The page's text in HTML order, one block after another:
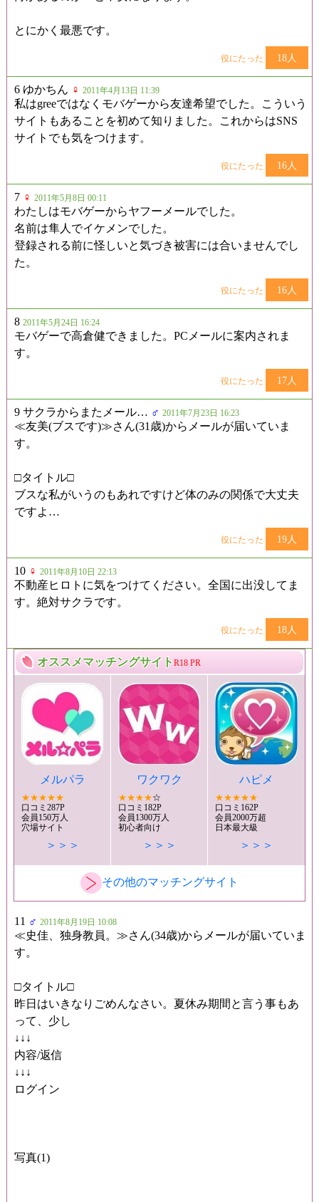
とにかく最悪です。
役にたった 18人
6 ゆかちん ♀ 2011年4月13日 11:39
私はgreeではなくモバゲーから友達希望でした。こういう
サイトもあることを初めて知りました。これからはSNS
サイトでも気をつけます。
役にたった 16人
7 ♀ 2011年5月8日 00:11
わたしはモバゲーからヤフーメールでした。
名前は隼人でイケメンでした。
登録される前に怪しいと気づき被害には合いませんでし
た。
役にたった 16人
8 2011年5月24日 16:24
モバゲーで高倉健できました。PCメールに案内されま
す。
役にたった 17人
9 サクラからまたメール… ♂ 2011年7月23日 16:23
≪友美(ブスです)≫さん(31歳)からメールが届いていま
す。
□タイトル□
ブスな私がいうのもあれですけど体のみの関係で大丈夫
ですよ…
役にたった 19人
10 ♀ 2011年8月10日 22:13
不動産ヒロトに気をつけてください。全国に出没してま
す。絶対サクラです。
役にたった 18人
オススメマッチングサイトR18 PR
メルパラ
★★★★★
口コミ287P
会員150万人
穴場サイト
＞＞＞
ワクワク
★★★★☆
口コミ182P
会員1300万人
初心者向け
＞＞＞
ハピメ
★★★★★
口コミ162P
会員2000万超
日本最大級
＞＞＞
その他のマッチングサイト
11 ♂ 2011年8月19日 10:08
≪史佳、独身教員。≫さん(34歳)からメールが届いていま
す。
□タイトル□
昨日はいきなりごめんなさい。夏休み期間と言う事もあ
って、少し
↓↓↓
内容/返信
↓↓↓
ログイン
写真(1)